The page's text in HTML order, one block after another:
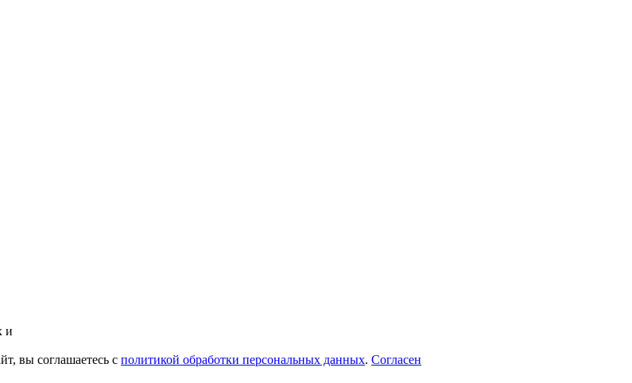
и
вы соглашаетесь с политикой обработки персональных данных. Согласен